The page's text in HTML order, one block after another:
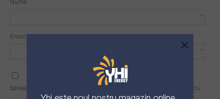
*
Email
*
Salvează-mi numele, emailul și site-ul web în acest navigator pentru
×